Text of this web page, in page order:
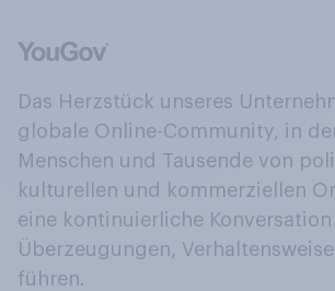
Das Herzstück unseres
globale Online-Community, in
Menschen und Tausende von
kulturellen und kommerziellen
eine kontinuierliche
Überzeugungen,
führen.